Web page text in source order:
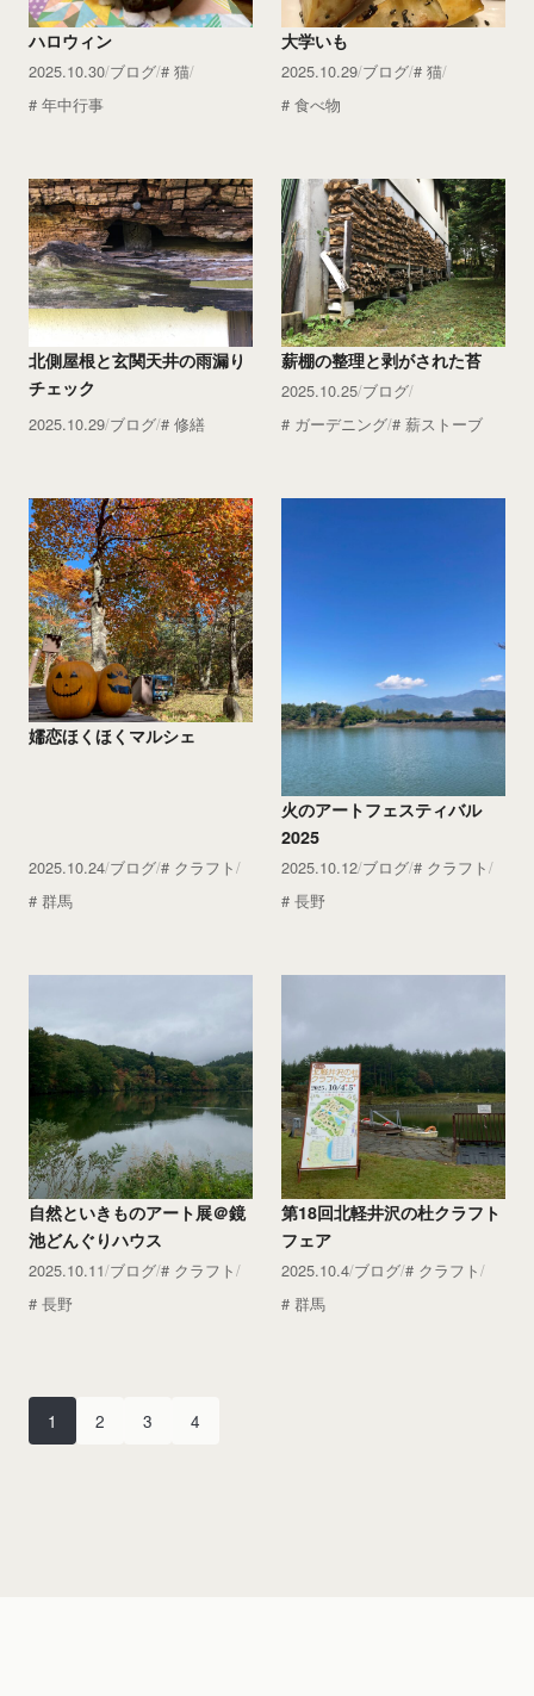
ハロウィン
2025.10.30 ブログ
猫
年中行事
大学いも
2025.10.29 ブログ
猫
食べ物
北側屋根と玄関天井の雨漏り
チェック
2025.10.29 ブログ 修繕
薪棚の整理と剥がされた苔
2025.10.25 ブログ
ガーデニング
薪ストーブ
嬬恋ほくほくマルシェ
2025.10.24 ブログ
クラフト
群馬
火のアートフェスティバル
2025
2025.10.12 ブログ
クラフト
長野
自然といきものアート展＠鏡
池どんぐりハウス
2025.10.11 ブログ
クラフト
長野
第18回北軽井沢の杜クラフト
フェア
2025.10.4 ブログ
クラフト
群馬
1 2 3 4